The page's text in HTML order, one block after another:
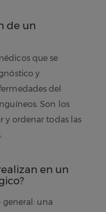
de un
que se
y
del
Son los
y ordenar todas las
en un
una